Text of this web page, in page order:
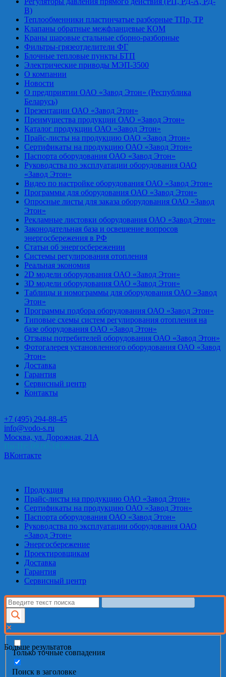
В)
Теплообменники пластинчатые разборные ТПр, ТР
Клапаны обратные межфланцевые КОМ
Краны шаровые стальные сборно-разборные
Фильтры-грязеотделители ФГ
Блочные тепловые пункты БТП
Электрические приводы МЭП-3500
О компании
Новости
О предприятии ОАО «Завод Этон» (Республика
Беларусь)
Презентации ОАО «Завод Этон»
Преимущества продукции ОАО «Завод Этон»
Каталог продукции ОАО «Завод Этон»
Прайс-листы на продукцию ОАО «Завод Этон»
Сертификаты на продукцию ОАО «Завод Этон»
Паспорта оборудования ОАО «Завод Этон»
Руководства по эксплуатации оборудования ОАО
«Завод Этон»
Видео по настройке оборудования ОАО «Завод Этон»
Программы для оборудования ОАО «Завод Этон»
Опросные листы для заказа оборудования ОАО «Завод
Этон»
Рекламные листовки оборудования ОАО «Завод Этон»
Законодательная база и освещение вопросов
энергосбережения в РФ
Статьи об энергосбережении
Системы регулирования отопления
Реальная экономия
2D модели оборудования ОАО «Завод Этон»
3D модели оборудования ОАО «Завод Этон»
Таблицы и номограммы для оборудования ОАО «Завод
Этон»
Программы подбора оборудования ОАО «Завод Этон»
Типовые схемы систем регулирования отопления на
базе оборудования ОАО «Завод Этон»
Отзывы потребителей оборудования ОАО «Завод Этон»
Фотогалерея установленного оборудования ОАО «Завод
Этон»
Доставка
Гарантия
Сервисный центр
Контакты
+7 (495) 294-88-45
info@vodo-s.ru
Москва, ул. Дорожная, 21А
ВКонтакте
Продукция
Прайс-листы на продукцию ОАО «Завод Этон»
Сертификаты на продукцию ОАО «Завод Этон»
Паспорта оборудования ОАО «Завод Этон»
Руководства по эксплуатации оборудования ОАО
«Завод Этон»
Энергосбережение
Проектировщикам
Доставка
Гарантия
Сервисный центр
Больше результатов
Только точные совпадения
Поиск в заголовке